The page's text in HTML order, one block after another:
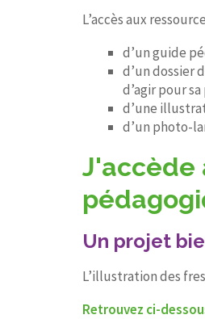
L’accès aux
d’un guide
d’un dossier
d’agir pour
d’une
d’un photo-
J'accède
Un projet
L’illustration des
Retrouvez ci-